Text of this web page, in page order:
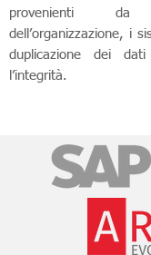
provenienti
dell’organizzazione, i
duplicazione dei
l’integrità.